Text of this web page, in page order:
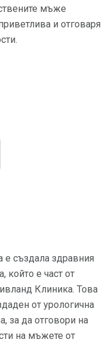
мъже
и отговаря
е създала здравния
който е част от
Клиника. Това
от урологична
за да отговори на
на мъжете от